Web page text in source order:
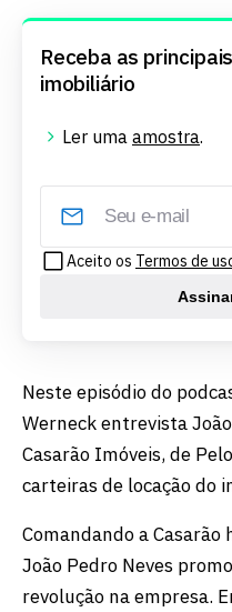
Receba as
imobiliário
Ler uma amostra.
Aceito os Termos de
Neste episódio do
Werneck entrevista
Casarão Imóveis, de
carteiras de locação do
Comandando a Casarão
João Pedro Neves
revolução na empresa.